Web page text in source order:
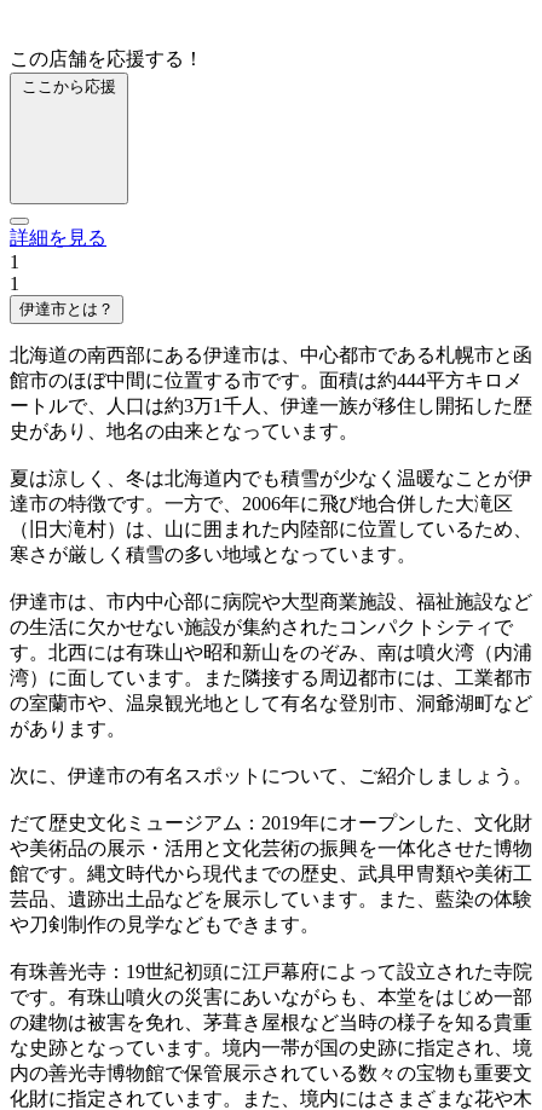
この店舗を応援する！
ここから応援
詳細を見る
1
1
伊達市とは？
北海道の南西部にある伊達市は、中心都市である札幌市と函
館市のほぼ中間に位置する市です。面積は約444平方キロメ
ートルで、人口は約3万1千人、伊達一族が移住し開拓した歴
史があり、地名の由来となっています。
夏は涼しく、冬は北海道内でも積雪が少なく温暖なことが伊
達市の特徴です。一方で、2006年に飛び地合併した大滝区
（旧大滝村）は、山に囲まれた内陸部に位置しているため、
寒さが厳しく積雪の多い地域となっています。
伊達市は、市内中心部に病院や大型商業施設、福祉施設など
の生活に欠かせない施設が集約されたコンパクトシティで
す。北西には有珠山や昭和新山をのぞみ、南は噴火湾（内浦
湾）に面しています。また隣接する周辺都市には、工業都市
の室蘭市や、温泉観光地として有名な登別市、洞爺湖町など
があります。
次に、伊達市の有名スポットについて、ご紹介しましょう。
だて歴史文化ミュージアム：2019年にオープンした、文化財
や美術品の展示・活用と文化芸術の振興を一体化させた博物
館です。縄文時代から現代までの歴史、武具甲冑類や美術工
芸品、遺跡出土品などを展示しています。また、藍染の体験
や刀剣制作の見学などもできます。
有珠善光寺：19世紀初頭に江戸幕府によって設立された寺院
です。有珠山噴火の災害にあいながらも、本堂をはじめ一部
の建物は被害を免れ、茅葺き屋根など当時の様子を知る貴重
な史跡となっています。境内一帯が国の史跡に指定され、境
内の善光寺博物館で保管展示されている数々の宝物も重要文
化財に指定されています。また、境内にはさまざまな花や木